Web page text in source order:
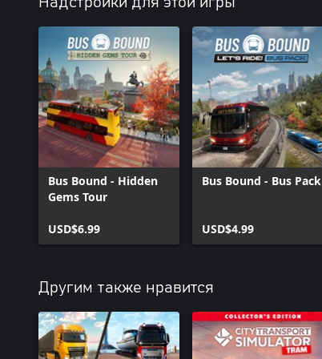
Bus Bound - Hidden
Gems Tour
USD$6.99
Bus Bound - Bus Pack
USD$4.99
Другим также нравится